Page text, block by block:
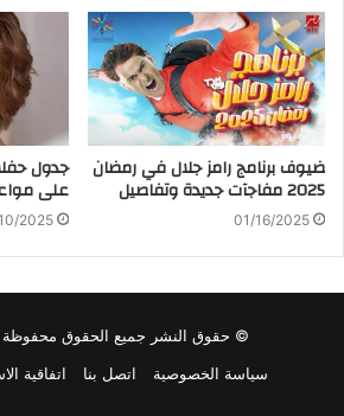
ضيوف برنامج رامز جلال في رمضان
2025 مفاجآت جديدة وتفاصيل
01/16/2025
على
2025
© حقوق النشر جميع الحقوق
سياسة الخصوصية
اتصل بنا اتفاقية